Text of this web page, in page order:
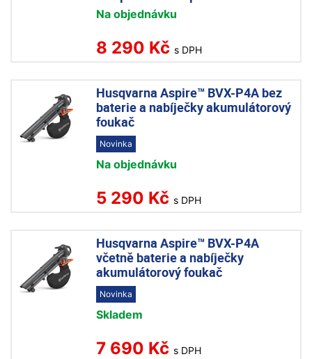
Na objednávku
8 290 Kč s DPH
Husqvarna Aspire™ BVX-P4A bez
baterie a nabíječky akumulátorový
foukač
Novinka
Na objednávku
5 290 Kč s DPH
Husqvarna Aspire™ BVX-P4A
včetně baterie a nabíječky
akumulátorový foukač
Novinka
Skladem
7 690 Kč s DPH